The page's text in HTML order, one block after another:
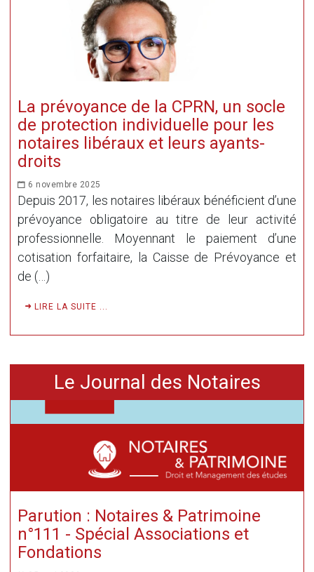
La prévoyance de la CPRN, un socle
de protection individuelle pour les
notaires libéraux et leurs ayants-
droits
6 novembre 2025
Depuis 2017, les notaires libéraux bénéficient d’une
prévoyance obligatoire au titre de leur activité
professionnelle. Moyennant le paiement d’une
cotisation forfaitaire, la Caisse de Prévoyance et
de (…)
LIRE LA SUITE ...
Le Journal des Notaires
Parution : Notaires & Patrimoine
n°111 - Spécial Associations et
Fondations